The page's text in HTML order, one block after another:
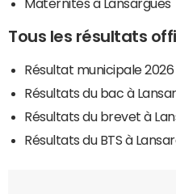
Maternités à Lansargues
Tous les résultats
Résultat municipale 2026
Résultats du bac à
Résultats du brevet à
Résultats du BTS à